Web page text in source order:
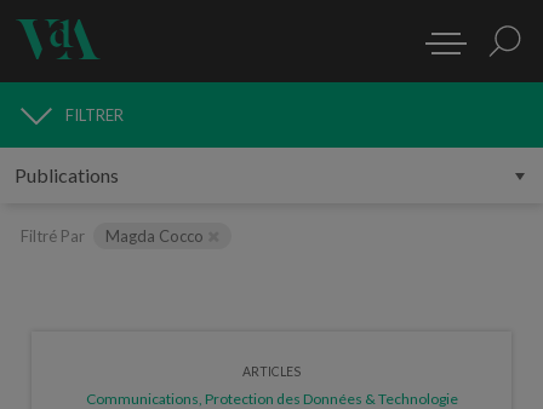
PUBLICATIONS
FILTRER
Filtré Par Magda Cocco
ARTICLES
Communications, Protection des Données & Technologie